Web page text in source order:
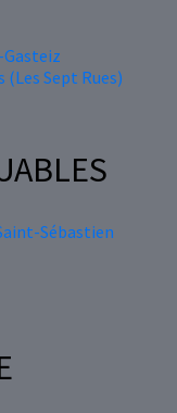
(Les Sept Rues)
Sébastien